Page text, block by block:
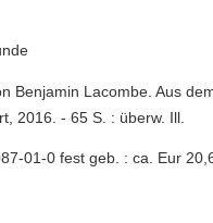
Benjamin Lacombe. Aus
2016. - 65 S. : überw. Ill.
01-0 fest geb. : ca. Eur